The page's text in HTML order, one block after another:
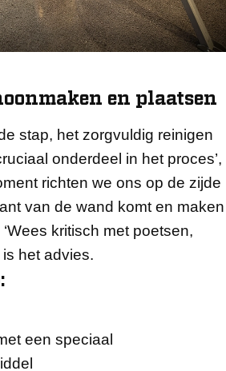
en plaatsen
stap, het zorgvuldig reinigen
onderdeel in het proces’,
richten we ons op de zijde
van de wand komt en maken
kritisch met poetsen,
is het advies.
een speciaal